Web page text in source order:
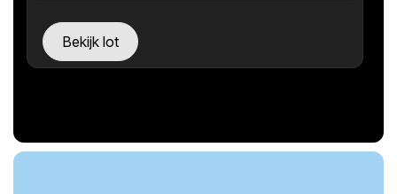
Bekijk lot